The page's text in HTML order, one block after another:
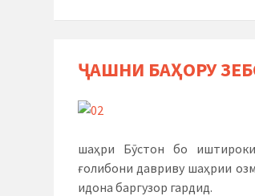
ҶАШНИ БАҲОРУ
шаҳри Бӯстон бо
ғолибони давриву шаҳрии
идона баргузор гардид.